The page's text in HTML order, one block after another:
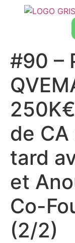
#90 –
de
tard
et
Co-
(2/2)